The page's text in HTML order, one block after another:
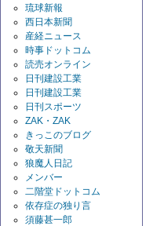
琉球新報
西日本新聞
産経ニュース
時事ドットコム
読売オンライン
日刊建設工業
日刊建設工業
日刊スポーツ
ZAK・ZAK
きっこのブログ
敬天新聞
狼魔人日記
メンバー
二階堂ドットコム
依存症の独り言
須藤甚一郎